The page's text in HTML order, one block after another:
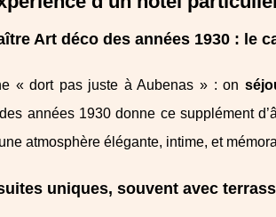
Art déco des années 1930 : le
« dort pas juste à Aubenas » : on
années 1930 donne ce supplément
atmosphère élégante, intime, et
uniques, souvent avec